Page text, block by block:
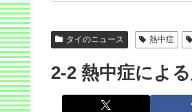
タイのニュース 熱中症
2-2 熱中症によ